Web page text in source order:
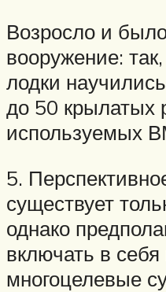
Возросло и
вооружение:
лодки
до 50 крылатых
используемых
5.
существует
однако
включать в
многоцелевые